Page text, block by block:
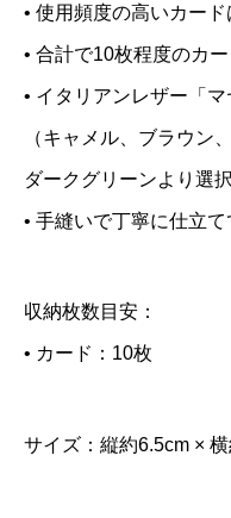
• 使用頻度の高いカー
• 合計で10枚程度のカ
• イタリアンレザー「
（キャメル、ブラウン
ダークグリーンより選択
• 手縫いで丁寧に仕立
収納枚数目安：
• カード：10枚
サイズ：縦約6.5cm ×